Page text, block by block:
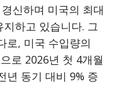
신하며 미국의 최대
하고 있습니다. 그
로, 미국 수입량의
로 2026년 첫 4개월
년 동기 대비 9% 증